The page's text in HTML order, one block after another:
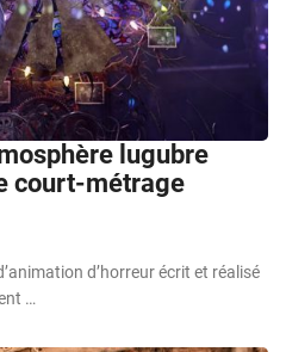
lugubre
court-métrage
d’horreur écrit et réalisé
…